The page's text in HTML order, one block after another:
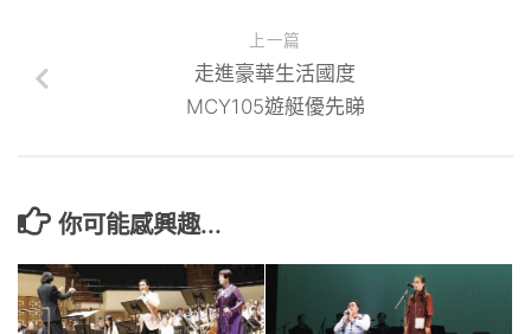
上一篇
走進豪華生活國度
MCY105遊艇優先睇
你可能感興趣...